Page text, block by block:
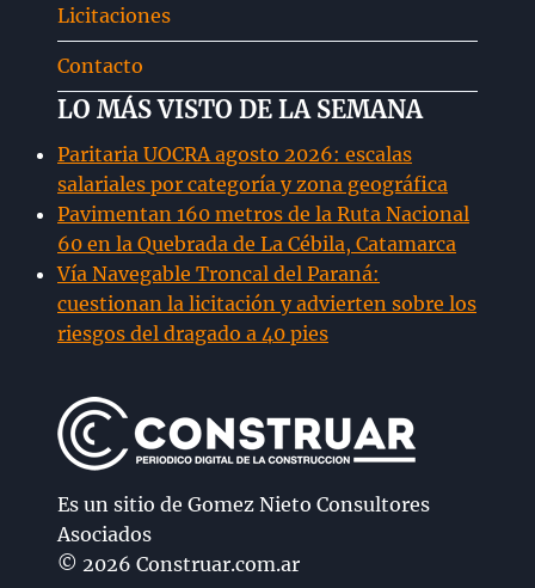
Licitaciones
Contacto
LO MÁS VISTO DE LA SEMANA
Paritaria UOCRA agosto 2026: escalas
salariales por categoría y zona geográfica
Pavimentan 160 metros de la Ruta Nacional
60 en la Quebrada de La Cébila, Catamarca
Vía Navegable Troncal del Paraná:
cuestionan la licitación y advierten sobre los
riesgos del dragado a 40 pies
Es un sitio de Gomez Nieto Consultores
Asociados
© 2026 Construar.com.ar